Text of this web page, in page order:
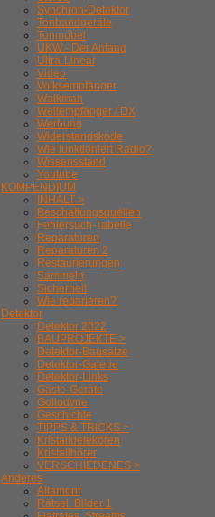
Synchron-Detektor
Tonbandgeräte
Tonmöbel
UKW - Der Anfang
Ultra-Linear
Video
Volksempfänger
Walkman
Weltempfänger / DX
Werbung
Widerstandskode
Wie funktioniert Radio?
Wissensstand
Youtube
KOMPENDIUM
INHALT >
Beschaffungsquellen
Fehlersuch-Tabelle
Reparaturen
Reparaturen 2
Restaurierungen
Sammeln
Sicherheit
Wie reparieren?
Detektor
Detektor 2022
BAUPROJEKTE >
Detektor-Bausätze
Detektor-Galerie
Detektor-Links
Gäste-Geräte
Gollodyne
Geschichte
TIPPS & TRICKS >
Kristalldetekoren
Kristallhörer
VERSCHIEDENES >
Anderes
Altamont
Rätsel. Bilder 1